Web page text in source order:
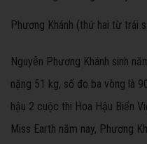
Phương Khánh (thứ hai từ trái
Nguyễn Phương Khánh sinh
nặng 51 kg, số đo ba vòng là
hậu 2 cuộc thi Hoa Hậu Biển
Miss Earth năm nay, Phương